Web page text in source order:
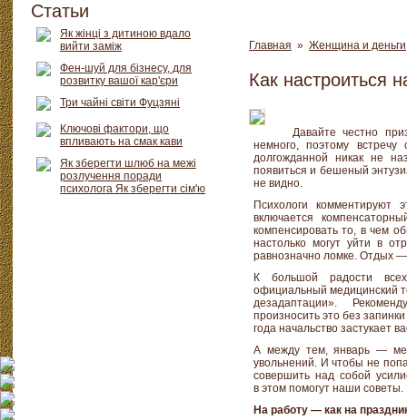
Главная » Женщина и деньги
Как настроиться
Давайте честно
немного, поэтому
долгожданной никак не
появиться и бешеный
не видно.
Психологи комментируют
включается
компенсировать то, в чем
настолько могут уйти в
равнозначно ломке. Отдых —
К большой радости
официальный медицинский
дезадаптации».
произносить это без
года начальство застукает
А между тем, январь —
увольнений. И чтобы не
совершить над собой
в этом помогут наши советы.
На работу — как на
Статьи
Як жінці з дитиною вдало
вийти заміж
Фен-шуй для бізнесу, для
розвитку вашої кар'єри
Три чайні світи Фуцзяні
Ключові фактори, що
впливають на смак кави
Як зберегти шлюб на межі
розлучення поради
психолога Як зберегти сім'ю